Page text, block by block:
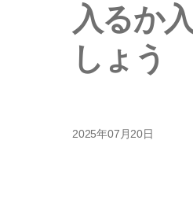
入るか
しょう
2025年07月20日